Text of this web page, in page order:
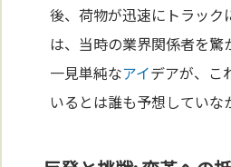
後、荷物が迅速にトラック
は、当時の業界関係者を驚
一見単純なアイデアが、こ
いるとは誰も予想していな